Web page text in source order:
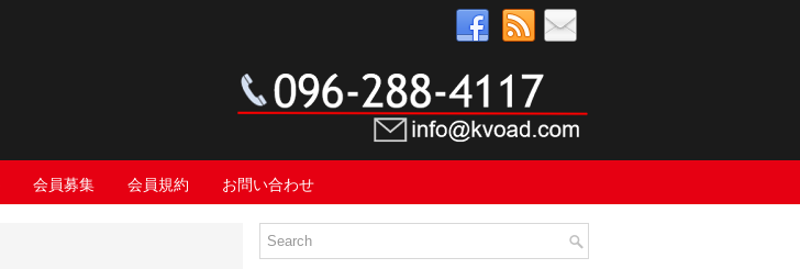
会員募集 会員規約 お問い合わせ